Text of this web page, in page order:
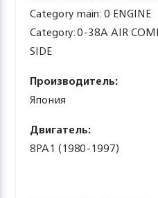
Category main: 0 ENGINE
Category: 0-38A AIR
SIDE
Производитель:
Япония
Двигатель:
8PA1 (1980-1997)